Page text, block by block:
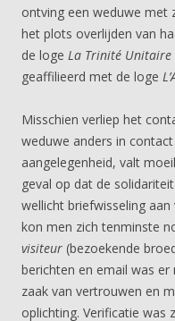
ontving een weduwe met
het plots overlijden van
de loge La Trinité Unitaire
geaffilieerd met de loge
Misschien verliep het
weduwe anders in
aangelegenheid, valt
geval op dat de
wellicht briefwisseling
kon men zich tenminste
visiteur (bezoekende
berichten en email was
zaak van vertrouwen en
oplichting. Verificatie was